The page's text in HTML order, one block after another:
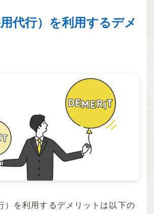
代行）を利用するデメ
）を利用するデメリットは以下の